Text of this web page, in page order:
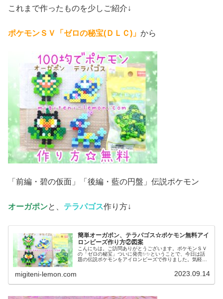
これまで作ったものを少しご紹介↓
ポケモンＳＶ「ゼロの秘宝(ＤＬＣ)」 から
「前編・碧の仮面」「後編・藍の円盤」伝説ポケモン
オーガポンと、 テラパゴス作り方↓
簡単オーガポン、テラパゴス☆ポケモン無料アイ
ロンビーズ作り方②図案
こんにちは。ご訪問ありがとうございます。ポケモンＳＶ
の「ゼロの秘宝」ついに発売✨✨ということで、今日は話
題の伝説ポケモンをアイロンビーズで作りました。気軽に
migiteni-lemon.com 2023.09.14